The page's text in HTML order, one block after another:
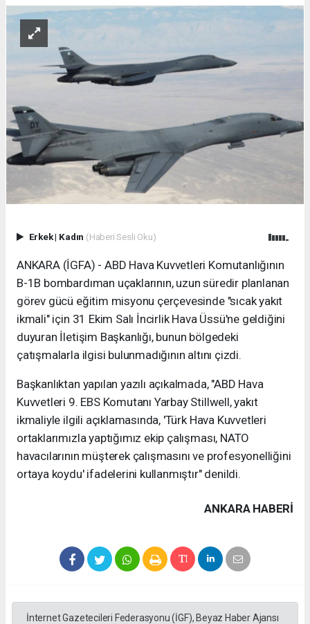
Erkek| Kadın (Haberi Sesli Oku)
ANKARA (İGFA) - ABD Hava Kuvvetleri Komutanlığının
B-1B bombardıman uçaklarının, uzun süredir planlanan
görev gücü eğitim misyonu çerçevesinde "sıcak yakıt
ikmali" için 31 Ekim Salı İncirlik Hava Üssü'ne geldiğini
duyuran İletişim Başkanlığı, bunun bölgedeki
çatışmalarla ilgisi bulunmadığının altını çizdi.
Başkanlıktan yapılan yazılı açıkalmada, "ABD Hava
Kuvvetleri 9. EBS Komutanı Yarbay Stillwell, yakıt
ikmaliyle ilgili açıklamasında, 'Türk Hava Kuvvetleri
ortaklarımızla yaptığımız ekip çalışması, NATO
havacılarının müşterek çalışmasını ve profesyonelliğini
ortaya koydu' ifadelerini kullanmıştır" denildi.
ANKARA HABERİ
İnternet Gazetecileri Federasyonu (İGF), Beyaz Haber Ajansı